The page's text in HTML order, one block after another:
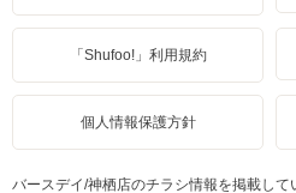
「Shufoo!」利用規約
個人情報保護方針
バースデイ/神栖店のチラシ情報を掲載し